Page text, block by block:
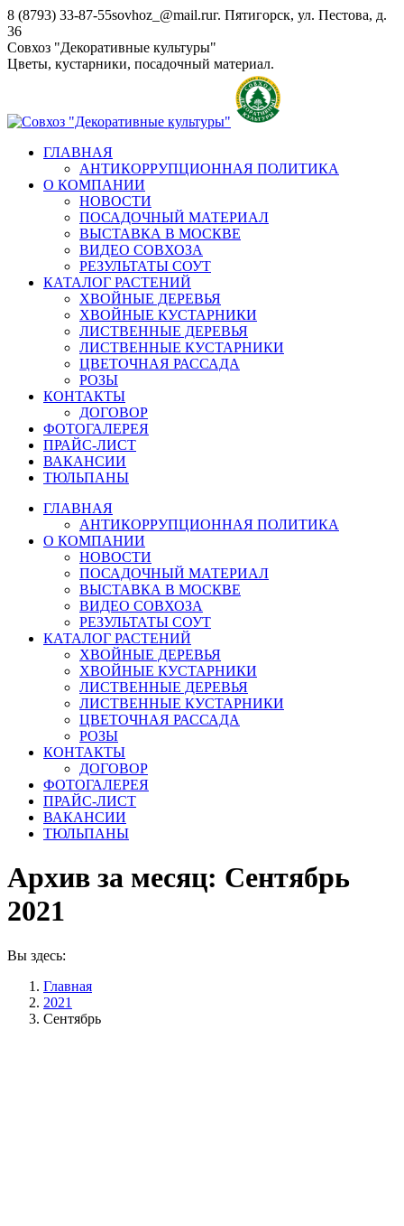
Перейти
к
содержанию
8 (8793) 33-87-55sovhoz_@mail.ruг. Пятигорск, ул. Пестова, д.
36
Совхоз "Декоративные культуры"
Цветы, кустарники, посадочный материал.
ГЛАВНАЯ
АНТИКОРРУПЦИОННАЯ ПОЛИТИКА
О КОМПАНИИ
НОВОСТИ
ПОСАДОЧНЫЙ МАТЕРИАЛ
ВЫСТАВКА В МОСКВЕ
ВИДЕО СОВХОЗА
РЕЗУЛЬТАТЫ СОУТ
КАТАЛОГ РАСТЕНИЙ
ХВОЙНЫЕ ДЕРЕВЬЯ
ХВОЙНЫЕ КУСТАРНИКИ
ЛИСТВЕННЫЕ ДЕРЕВЬЯ
ЛИСТВЕННЫЕ КУСТАРНИКИ
ЦВЕТОЧНАЯ РАССАДА
РОЗЫ
КОНТАКТЫ
ДОГОВОР
ФОТОГАЛЕРЕЯ
ПРАЙС-ЛИСТ
ВАКАНСИИ
ТЮЛЬПАНЫ
ГЛАВНАЯ
АНТИКОРРУПЦИОННАЯ ПОЛИТИКА
О КОМПАНИИ
НОВОСТИ
ПОСАДОЧНЫЙ МАТЕРИАЛ
ВЫСТАВКА В МОСКВЕ
ВИДЕО СОВХОЗА
РЕЗУЛЬТАТЫ СОУТ
КАТАЛОГ РАСТЕНИЙ
ХВОЙНЫЕ ДЕРЕВЬЯ
ХВОЙНЫЕ КУСТАРНИКИ
ЛИСТВЕННЫЕ ДЕРЕВЬЯ
ЛИСТВЕННЫЕ КУСТАРНИКИ
ЦВЕТОЧНАЯ РАССАДА
РОЗЫ
КОНТАКТЫ
ДОГОВОР
ФОТОГАЛЕРЕЯ
ПРАЙС-ЛИСТ
ВАКАНСИИ
ТЮЛЬПАНЫ
Архив за месяц: Сентябрь
2021
Вы здесь:
Главная
2021
Сентябрь